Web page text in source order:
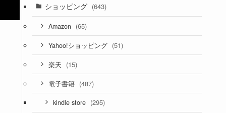
ショッピング (643)
Amazon (65)
Yahoo!ショッピング (51)
楽天 (15)
電子書籍 (487)
kindle store (295)